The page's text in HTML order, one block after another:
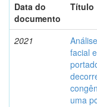
Data do
documento
Título
2021
facial
uma